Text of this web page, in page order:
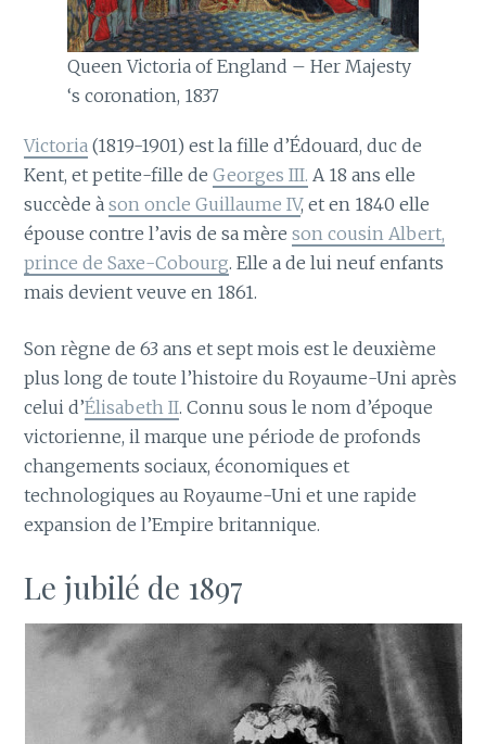
Queen Victoria of England – Her Majesty
‘s coronation, 1837
Victoria (1819-1901) est la fille d’Édouard, duc de
Kent, et petite-fille deGeorges III. A 18 ans elle
succède àson oncle Guillaume IV, et en 1840 elle
épouse contre l’avis de sa mèreson cousin Albert,
prince de Saxe-Cobourg. Elle a de lui neuf enfants
mais devient veuve en 1861.
Son règne de 63 ans et sept mois est le deuxième
plus long de toute l’histoire du Royaume-Uni après
celui d’Élisabeth II. Connu sous le nom d’époque
victorienne, il marque une période de profonds
changements sociaux, économiques et
technologiques au Royaume-Uni et une rapide
expansion de l’Empire britannique.
Le jubilé de 1897